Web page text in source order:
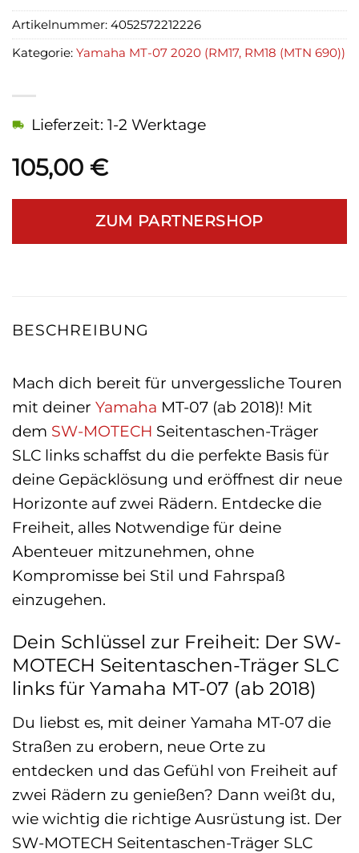
105,00 €
Lieferzeit: 1-2 Werktage
ZUM PARTNERSHOP
Artikelnummer: 4052572212226
Kategorie: Yamaha MT-07 2020 (RM17, RM18 (MTN 690))
BESCHREIBUNG
Mach dich bereit für unvergessliche Touren
mit deiner Yamaha MT-07 (ab 2018)! Mit
dem SW-MOTECH Seitentaschen-Träger
SLC links schaffst du die perfekte Basis für
deine Gepäcklösung und eröffnest dir neue
Horizonte auf zwei Rädern. Entdecke die
Freiheit, alles Notwendige für deine
Abenteuer mitzunehmen, ohne
Kompromisse bei Stil und Fahrspaß
einzugehen.
Dein Schlüssel zur Freiheit: Der SW-
MOTECH Seitentaschen-Träger SLC
links für Yamaha MT-07 (ab 2018)
Du liebst es, mit deiner Yamaha MT-07 die
Straßen zu erobern, neue Orte zu
entdecken und das Gefühl von Freiheit auf
zwei Rädern zu genießen? Dann weißt du,
wie wichtig die richtige Ausrüstung ist. Der
SW-MOTECH Seitentaschen-Träger SLC